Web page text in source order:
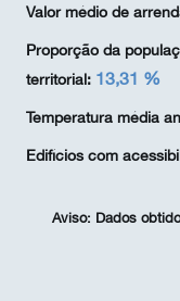
Valor médio de
Proporção da
territorial: 13,31 %
Temperatura média
Edifícios com
Aviso: Dados